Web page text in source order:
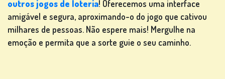
outros jogos de loteria! Oferecemos uma interface
amigável e segura, aproximando-o do jogo que cativou
milhares de pessoas. Não espere mais! Mergulhe na
emoção e permita que a sorte guie o seu caminho.